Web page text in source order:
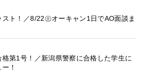
スト！／8/22㊏オーキャン1日でAO面談ま
格第1号！／新潟県警察に合格した学生に
！